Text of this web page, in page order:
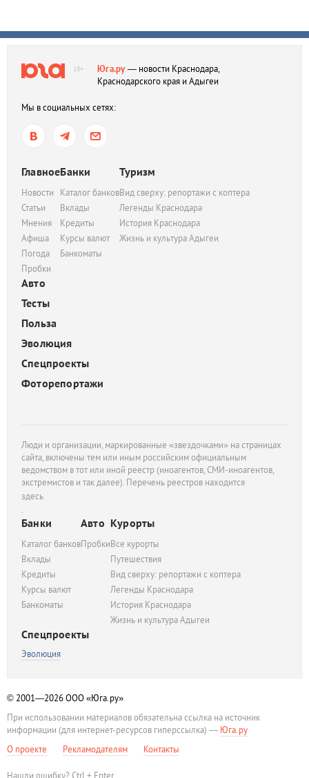
18+ Юга.ру— новости Краснодара,
Краснодарского края и Адыгеи
Мы в социальных сетях:
Главное
Новости
Статьи
Мнения
Афиша
Погода
Пробки
Банки
Каталог банков
Вклады
Кредиты
Курсы валют
Банкоматы
Туризм
Вид сверху: репортажи с коптера
Легенды Краснодара
История Краснодара
Жизнь и культура Адыгеи
Авто
Тесты
Польза
Эволюция
Спецпроекты
Фоторепортажи
Люди и организации, маркированные «звездочками» на страницах
сайта, включены тем или иным российским официальным
ведомством в тот или иной реестр (иноагентов, СМИ-иноагентов,
экстремистов и так далее). Перечень реестров находится
здесь
.
Банки
Каталог банков
Вклады
Кредиты
Курсы валют
Банкоматы
Авто
Пробки
Курорты
Все курорты
Путешествия
Вид сверху: репортажи с коптера
Легенды Краснодара
История Краснодара
Жизнь и культура Адыгеи
Спецпроекты
Эволюция
© 2001—2026ООО «Юга.ру»
При использовании материалов обязательна ссылка на источник
информации (для интернет-ресурсов гиперссылка) — Юга.ру
О проекте
Рекламодателям Контакты
Нашли ошибку? Ctrl + Enter